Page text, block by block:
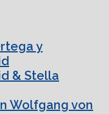
y
& Stella
Wolfgang von